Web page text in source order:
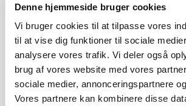
Denne hjemmeside bruger cookies
Vi bruger cookies til at tilpasse vores
til at vise dig funktioner til sociale
analysere vores trafik. Vi deler også
brug af vores website med vores
sociale medier, annonceringspartnere
Vores partnere kan kombinere disse
Grise
9681, Ranum
Kalvepasser til ejendom i